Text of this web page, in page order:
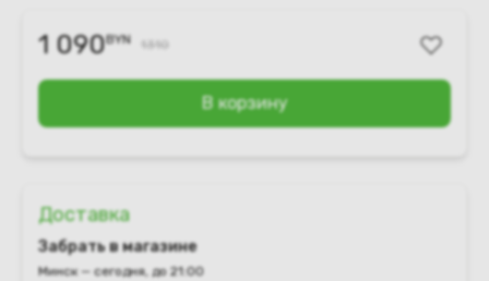
1 090BYN 1310
В корзину
Доставка
Забрать в магазине
Минск — сегодня, до 21:00